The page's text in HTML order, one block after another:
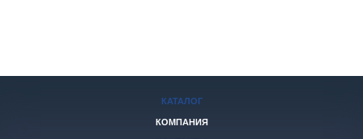
КАТАЛОГ
КОМПАНИЯ